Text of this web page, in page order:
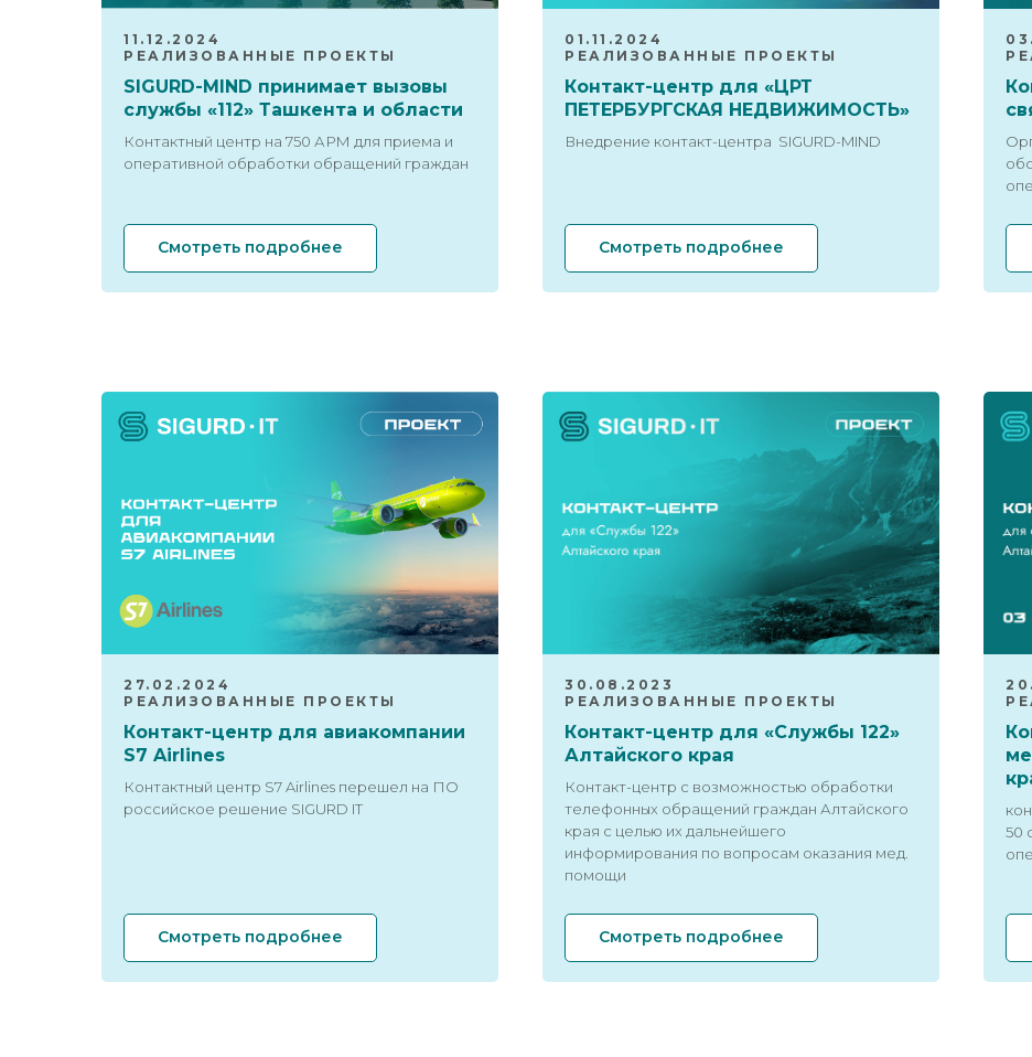
11.12.2024
РЕАЛИЗОВАННЫЕ ПРОЕКТЫ
SIGURD-MIND принимает вызовы
службы «112» Ташкента и области
Контактный центр на 750 АРМ для приема и
оперативной обработки обращений граждан
Смотреть подробнее
01.11.2024
РЕАЛИЗОВАННЫЕ ПРОЕКТЫ
Контакт-центр для «ЦРТ
ПЕТЕРБУРГСКАЯ НЕДВИЖИМОСТЬ»
Внедрение контакт-центра SIGURD-MIND
Смотреть подробнее
27.02.2024
РЕАЛИЗОВАННЫЕ ПРОЕКТЫ
Контакт-центр для авиакомпании
S7 Airlines
Контактный центр S7 Airlines перешел на ПО
российское решение SIGURD IT
Смотреть подробнее
30.08.2023
РЕАЛИЗОВАННЫЕ ПРОЕКТЫ
Контакт-центр для «Cлужбы 122»
Алтайского края
Контакт-центр с возможностью обработки
телефонных обращений граждан Алтайского
края с целью их дальнейшего
информирования по вопросам оказания мед.
помощи
Смотреть подробнее
50